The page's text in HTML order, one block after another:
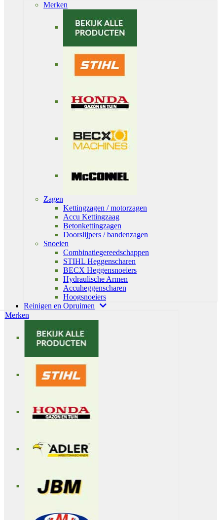
Merken
Zagen
Kettingzagen / motorzagen
Accu Kettingzaag
Betonkettingzagen
Doorslijpers / bandenzagen
Snoeien
Combinatiegereedschappen
STIHL Heggenscharen
BECX Heggensnoeiers
Hydraulische Armen
Accuheggenscharen
Hoogsnoeiers
Reinigen en Opruimen
Merken